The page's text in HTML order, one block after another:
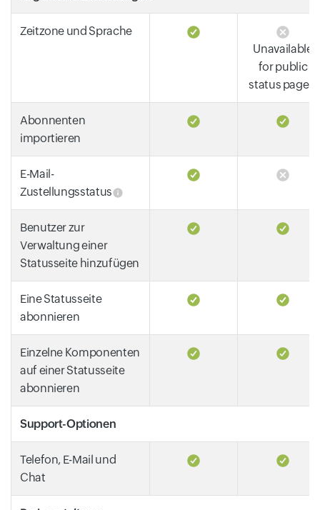
Zeitzone und Sprache
Unavailable
for public
status pages.
Abonnenten
importieren
E-Mail-
Zustellungsstatus
Benutzer zur
Verwaltung einer
Statusseite hinzufügen
Eine Statusseite
abonnieren
Einzelne Komponenten
auf einer Statusseite
abonnieren
Support-Optionen
Telefon, E-Mail und
Chat